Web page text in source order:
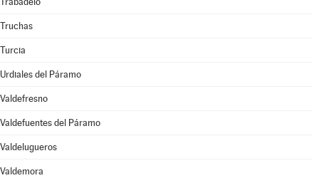
Truchas
Turcia
Urdiales del Páramo
Valdefresno
Valdefuentes del Páramo
Valdelugueros
Valdemora